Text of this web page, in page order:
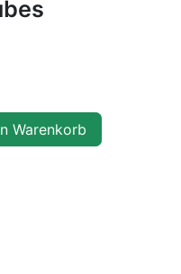
Warenkorb